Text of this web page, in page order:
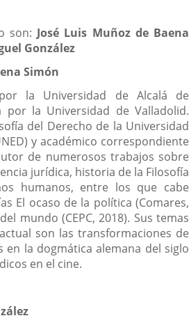
son: José Luis Muñoz de Baena
González
Simón
la Universidad de Alcalá de
por la Universidad de Valladolid.
del Derecho de la Universidad
y académico correspondiente
de numerosos trabajos sobre
jurídica, historia de la Filosofía
humanos, entre los que cabe
El ocaso de la política (Comares,
mundo (CEPC, 2018). Sus temas
son las transformaciones de
en la dogmática alemana del siglo
en el cine.